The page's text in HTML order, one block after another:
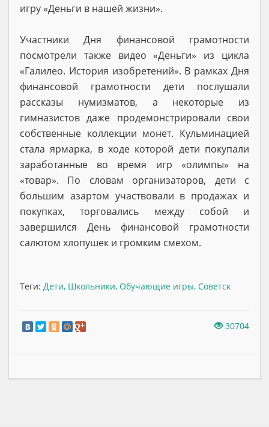
игру «Деньги в нашей жизни».
Участники Дня финансовой грамотности
посмотрели также видео «Деньги» из цикла
«Галилео. История изобретений». В рамках Дня
финансовой грамотности дети послушали
рассказы нумизматов, а некоторые из
гимназистов даже продемонстрировали свои
собственные коллекции монет. Кульминацией
стала ярмарка, в ходе которой дети покупали
заработанные во время игр «олимпы» на
«товар». По словам организаторов, дети с
большим азартом участвовали в продажах и
покупках, торговались между собой и
завершился День финансовой грамотности
салютом хлопушек и громким смехом.
Теги: Дети, Школьники, Обучающие игры, Советск
30704